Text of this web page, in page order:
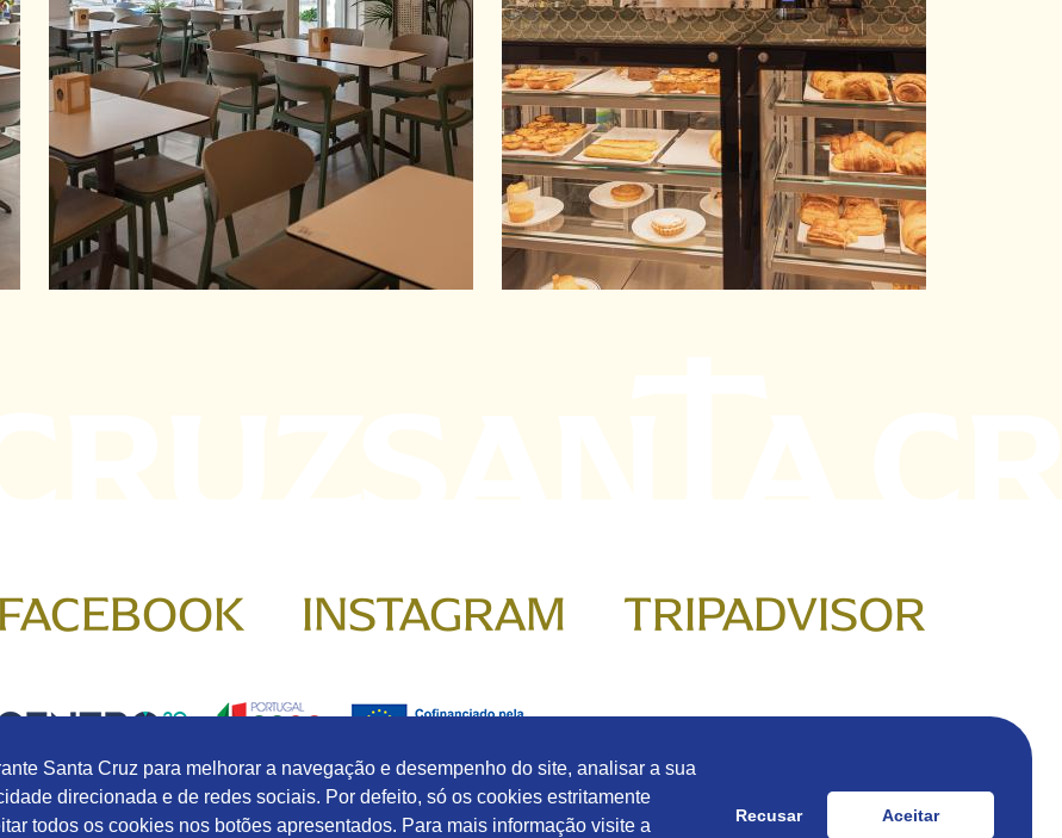
Santa Cruz para melhorar a navegação e desempenho do site, analisar a sua
direcionada e de redes sociais. Por defeito, só os cookies estritamente
todos os cookies nos botões apresentados. Para mais informação visite a
Recusar Aceitar
FACEBOOK INSTAGRAM TRIPADVISOR
Política de Cookies Política de Privacidade Livro de Reclamações